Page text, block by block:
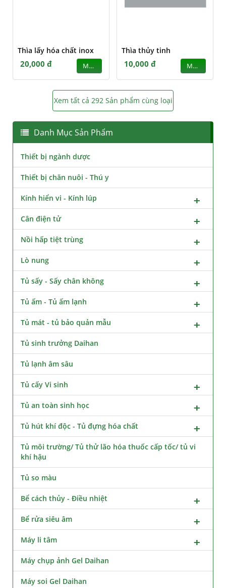
Thìa lấy hóa chất inox
20,000 đ MUA
Thìa thủy tinh
10,000 đ MUA
Xem tất cả 292 Sản phẩm cùng loại
Danh Mục Sản Phẩm
Thiết bị ngành dược
Thiết bị chăn nuôi - Thú y
Kính hiển vi - Kính lúp
Cân điện tử
Nồi hấp tiệt trùng
Lò nung
Tủ sấy - Sấy chân không
Tủ ấm - Tủ ấm lạnh
Tủ mát - tủ bảo quản mẫu
Tủ sinh trưởng Daihan
Tủ lạnh âm sâu
Tủ cấy Vi sinh
Tủ an toàn sinh học
Tủ hút khí độc - Tủ đựng hóa chất
Tủ môi trường/ Tủ thử lão hóa thuốc cấp tốc/ tủ vi
khí hậu
Tủ so màu
Bể cách thủy - Điều nhiệt
Bể rửa siêu âm
Máy li tâm
Máy chụp ảnh Gel Daihan
Máy soi Gel Daihan